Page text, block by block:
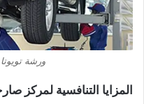
ورشة
المزايا التنافسية لمركز